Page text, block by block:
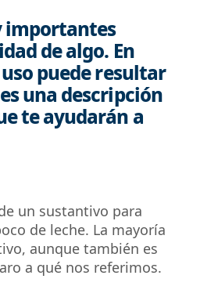
importantes
de algo. En
puede resultar
una descripción
te ayudarán a
un sustantivo para
de leche. La mayoría
aunque también es
a qué nos referimos.